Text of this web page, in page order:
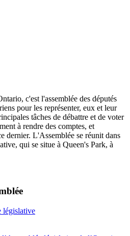
c'est l'assemblée des députés
pour les représenter, eux et leur
tâches de débattre et de voter
à rendre des comptes, et
dernier. L'Assemblée se réunit dans
qui se situe à Queen's Park, à
législative